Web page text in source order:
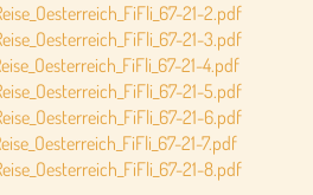
21-2.pdf
21-3.pdf
21-4.pdf
21-5.pdf
21-6.pdf
21-7.pdf
21-8.pdf